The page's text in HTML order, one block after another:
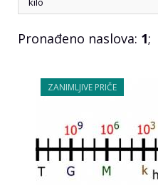
Pronađeno naslova: 1;
ZANIMLJIVE PRIČE